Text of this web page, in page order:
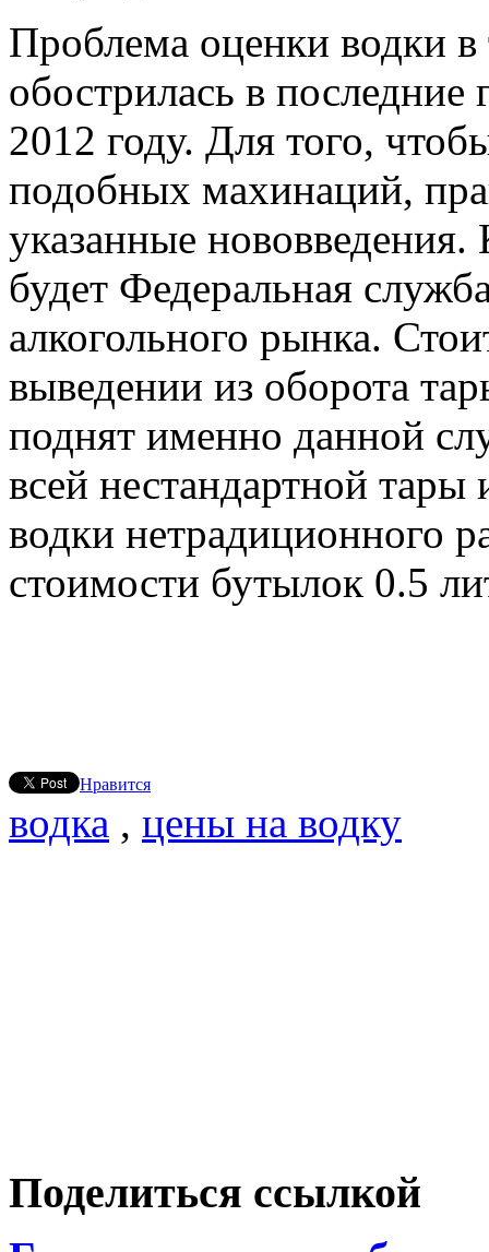
Проблема оценки водки в
обострилась в последние
2012 году. Для того,
подобных махинаций,
указанные нововведения.
будет Федеральная
алкогольного рынка.
выведении из оборота
поднят именно данной
всей нестандартной
водки нетрадиционного
стоимости бутылок 0.5
Нравится
водка , цены на водку
Поделиться ссылкой